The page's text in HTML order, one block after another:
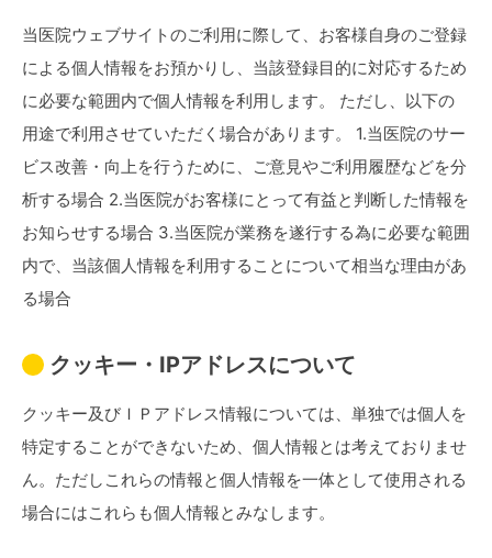
当医院ウェブサイトのご利用に際して、お客様自身のご登録
による個人情報をお預かりし、当該登録目的に対応するため
に必要な範囲内で個人情報を利用します。 ただし、以下の
用途で利用させていただく場合があります。 1.当医院のサー
ビス改善・向上を行うために、ご意見やご利用履歴などを分
析する場合 2.当医院がお客様にとって有益と判断した情報を
お知らせする場合 3.当医院が業務を遂行する為に必要な範囲
内で、当該個人情報を利用することについて相当な理由があ
る場合
クッキー・IPアドレスについて
クッキー及びＩＰアドレス情報については、単独では個人を
特定することができないため、個人情報とは考えておりませ
ん。ただしこれらの情報と個人情報を一体として使用される
場合にはこれらも個人情報とみなします。